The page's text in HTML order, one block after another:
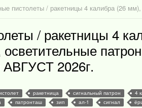
/ ракетницы 4
2026г.
ракетница сигнальный патрон 4
патронташ зип ал-1 сигнал